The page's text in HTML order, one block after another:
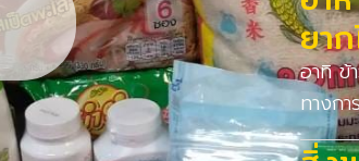
ยา
อาทิ ข้
ทางก